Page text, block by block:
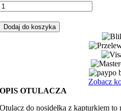
Dodaj do koszyka
Zobacz
OPIS OTULACZA
Otulacz do nosidełka z kapturkiem